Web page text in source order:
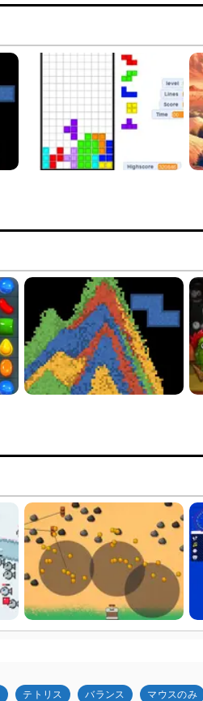
テトリス バランス マウスのみ